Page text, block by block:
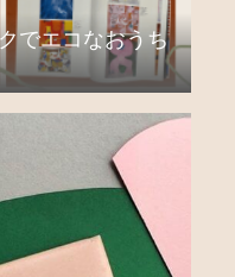
でエコなおうち